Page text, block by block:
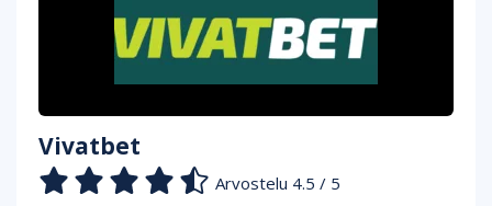
Vivatbet
Arvostelu 4.5 / 5